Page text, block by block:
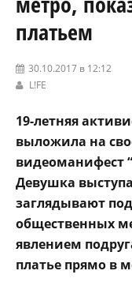
платьем
30.10.2017 в 12:12
L!FE
19-летняя
выложила на
видеоманифест
Девушка
заглядывают
общественных
явлением
платье прямо в